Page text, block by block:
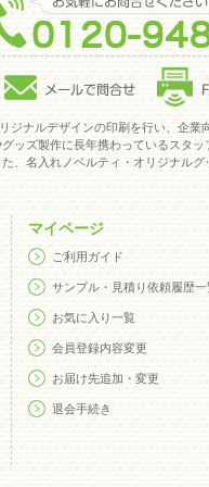
ジナルデザインの印刷を行い、企業
ッズ製作に長年携わっているスタッ
、名入れノベルティ・オリジナルグ
マイページ
ご利用ガイド
サンプル・見積り依頼履歴一
お気に入り一覧
会員登録内容変更
お届け先追加・変更
退会手続き